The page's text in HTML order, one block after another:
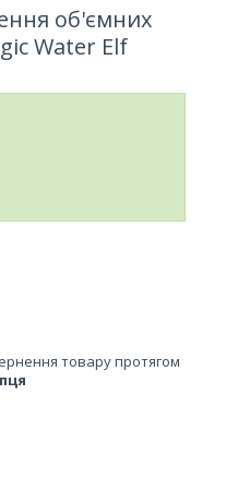
об'ємних
Water Elf
товару протягом